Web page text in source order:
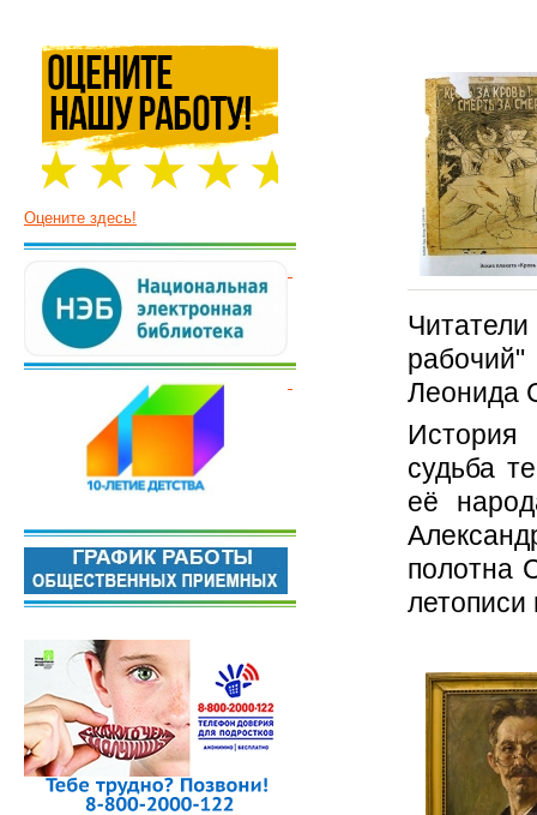
Леонида
История
судьба
её
полотна
Оцените здесь!